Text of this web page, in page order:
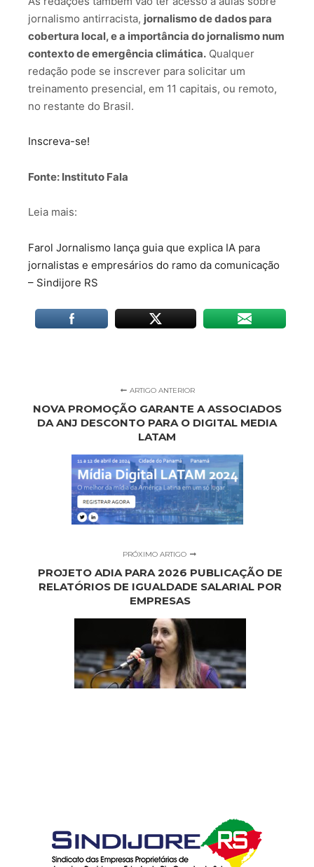
jornalismo antirracista, jornalismo de dados para
cobertura local, e a importância do jornalismo num
contexto de emergência climática. Qualquer
redação pode se inscrever para solicitar um
treinamento presencial, em 11 capitais, ou remoto,
no restante do Brasil.
Inscreva-se!
Fonte: Instituto Fala
Leia mais:
Farol Jornalismo lança guia que explica IA para
jornalistas e empresários do ramo da comunicação
– Sindijore RS
ARTIGO ANTERIOR
NOVA PROMOÇÃO GARANTE A ASSOCIADOS
DA ANJ DESCONTO PARA O DIGITAL MEDIA
LATAM
PRÓXIMO ARTIGO
PROJETO ADIA PARA 2026 PUBLICAÇÃO DE
RELATÓRIOS DE IGUALDADE SALARIAL POR
EMPRESAS